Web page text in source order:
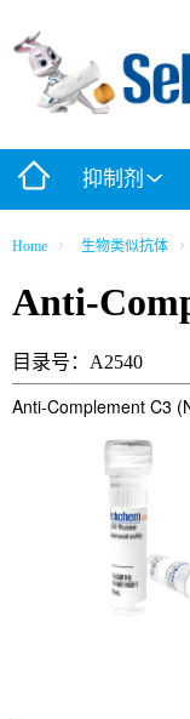
抑制剂
Home 生物类似抗体
Anti-
目录号：A2540
Anti-Complement C3